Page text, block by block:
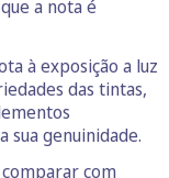
a nota é
à exposição a luz
das tintas,
genuinidade.
com